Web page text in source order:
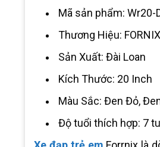
Mã sản phẩm: Wr20-
Thương Hiệu: FORNIX
Sản Xuất: Đài Loan
Kích Thước: 20 Inch
Màu Sắc: Đen Đỏ,
Độ tuổi thích hợp: 7